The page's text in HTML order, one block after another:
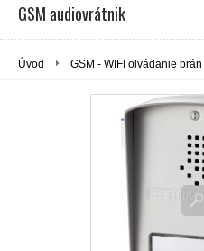
GSM audiovrátnik
Úvod GSM - WIFI olvádanie brán